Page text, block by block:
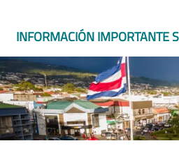
INFORMACIÓN IMPORTANTE